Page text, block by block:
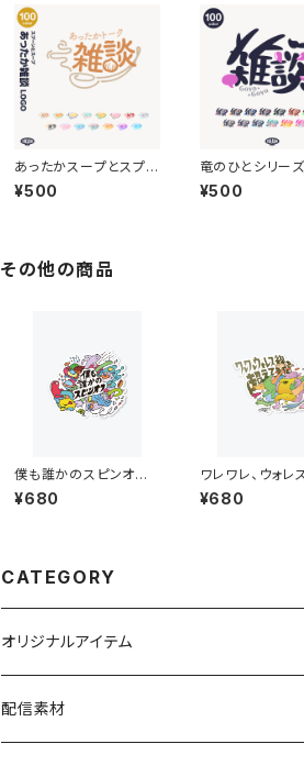
あったかスープとスプ
ーン雑談配信ロゴ【フリ
ー素材・サムネ素材】
¥500
竜のひとシリー
配信ロゴ 【フリー
サムネ素材】
¥500
その他の商品
僕も誰かのスピンオフ
フルカラーステッカー
¥680
ワレワレ、ウォレ
超えてきた フルカ
テッカー
¥680
CATEGORY
オリジナルアイテム
パーカー
配信素材